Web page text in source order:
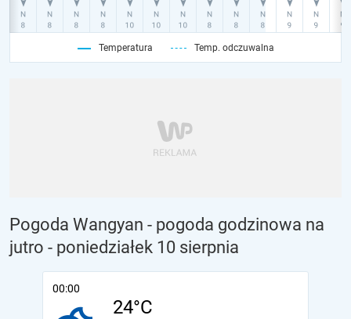
Temperatura Temp. odczuwalna
Pogoda Wangyan - pogoda godzinowa na
jutro - poniedziałek 10 sierpnia
00:00
24°C